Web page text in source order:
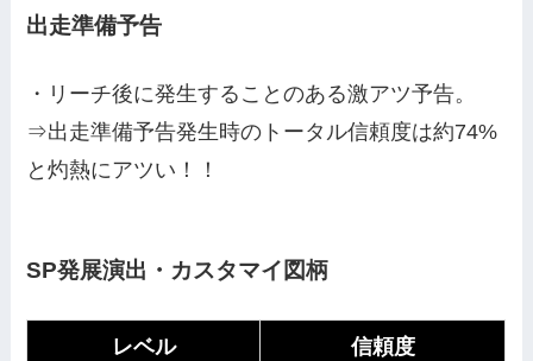
出走準備予告
・リーチ後に発生することのある激アツ予告。
⇒出走準備予告発生時のトータル信頼度は約74%
と灼熱にアツい！！
SP発展演出・カスタマイ図柄
レベル 信頼度